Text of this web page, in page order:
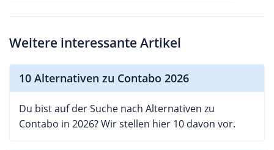
Weitere interessante Artikel
10 Alternativen zu Contabo 2026
Du bist auf der Suche nach Alternativen zu
Contabo in 2026? Wir stellen hier 10 davon vor.